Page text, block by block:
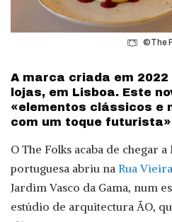
©The
A marca criada em
lojas, em Lisboa. Este
«elementos clássicos e
com um toque
O The Folks acaba de chegar
portuguesa abriu na Rua
Jardim Vasco da Gama, num
estúdio de arquitectura ÃO,